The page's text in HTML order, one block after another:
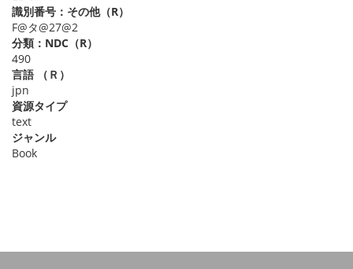
識別番号：その他（R）
F@タ@27@2
分類：NDC（R）
490
言語 （Ｒ）
jpn
資源タイプ
text
ジャンル
Book